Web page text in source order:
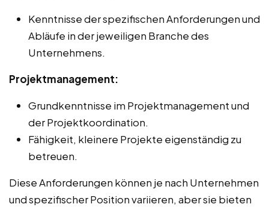
Kenntnisse der spezifischen Anforderungen und
Abläufe in der jeweiligen Branche des
Unternehmens.
Projektmanagement:
Grundkenntnisse im Projektmanagement und
der Projektkoordination.
Fähigkeit, kleinere Projekte eigenständig zu
betreuen.
Diese Anforderungen können je nach Unternehmen
und spezifischer Position variieren, aber sie bieten